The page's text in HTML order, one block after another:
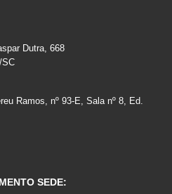
Dutra, 668
SC
Ramos, nº 93-E, Sala nº 8, Ed.
SEDE: